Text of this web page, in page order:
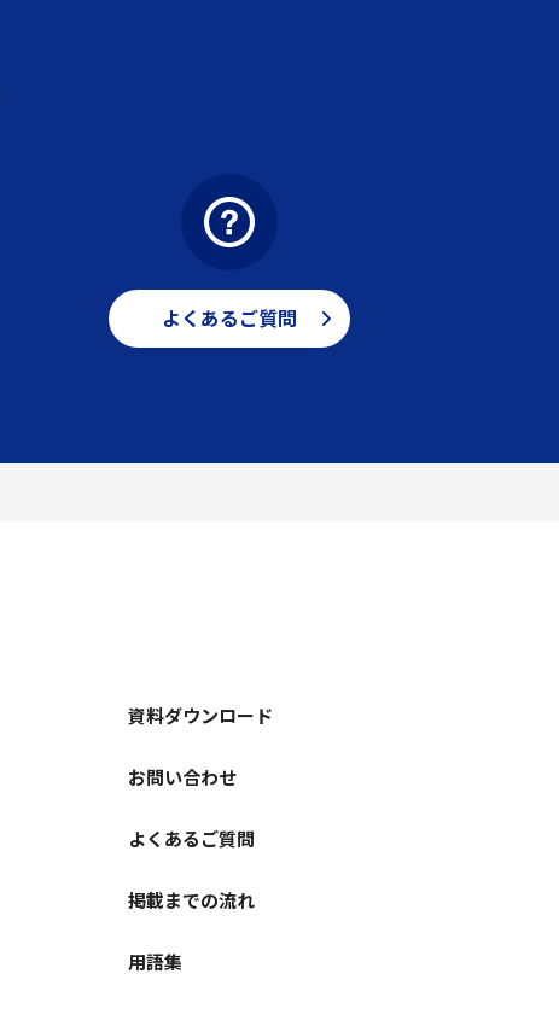
よくあるご質問
資料ダウンロード
お問い合わせ
よくあるご質問
掲載までの流れ
用語集